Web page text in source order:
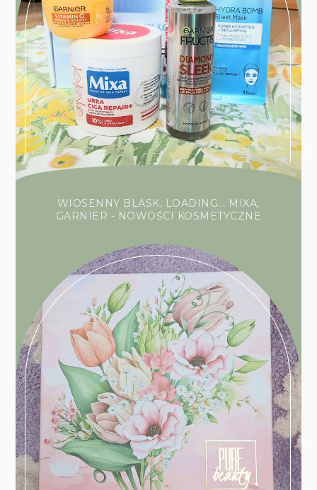
WIOSENNY BLASK, LOADING... MIXA,
GARNIER - NOWOŚCI KOSMETYCZNE